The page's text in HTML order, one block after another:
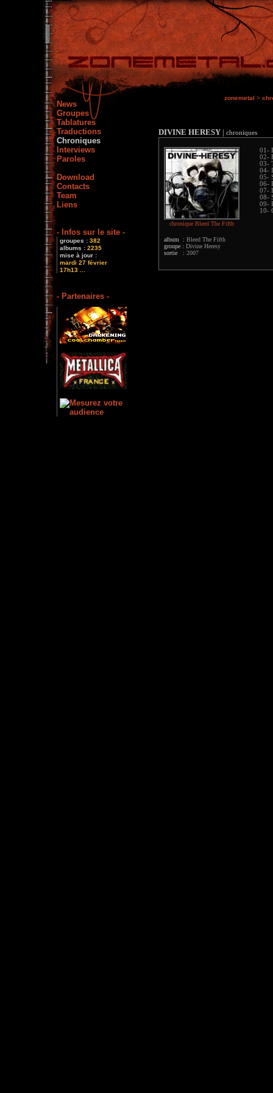
News
Groupes
Tablatures
Traductions
Chroniques
Interviews
Paroles
Download
Contacts
Team
Liens
- Infos sur le site -
groupes : 382
albums : 2235
mise à jour :
mardi 27 février
17h13 ...
- Partenaires -
zonemetal >
DIVINE HERESY | chroniques
chronique Bleed The Fifth
album : Bleed The Fifth
groupe : Divine Heresy
sortie : 2007
01-
02-
03-
04-
05-
06-
07-
08-
09-
10-